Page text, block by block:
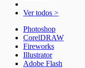
Ver todos >
Photoshop
CorelDRAW
Fireworks
Illustrator
Adobe Flash